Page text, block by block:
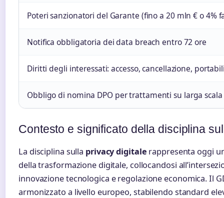
Poteri sanzionatori del Garante (fino a 20 mln € o 4%
Notifica obbligatoria dei data breach entro 72 ore
Diritti degli interessati: accesso, cancellazione,
Obbligo di nomina DPO per trattamenti su larga scala
Contesto e significato della disciplina
La disciplina sulla privacy digitale rappresenta oggi
della trasformazione digitale, collocandosi
innovazione tecnologica e regolazione economica. Il
armonizzato a livello europeo, stabilendo standard